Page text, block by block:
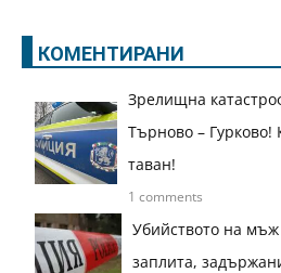
КОМЕНТИРАНИ
Зрелищна
Търново –
таван!
1 comments
Убийството на
заплита,